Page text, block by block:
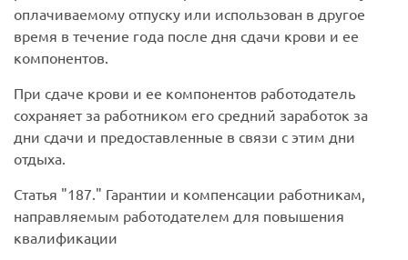
оплачиваемому отпуску или использован в другое
время в течение года после дня сдачи крови и ее
компонентов.
При сдаче крови и ее компонентов работодатель
сохраняет за работником его средний заработок за
дни сдачи и предоставленные в связи с этим дни
отдыха.
Статья
187.
Гарантии и компенсации работникам,
направляемым работодателем для повышения
квалификации